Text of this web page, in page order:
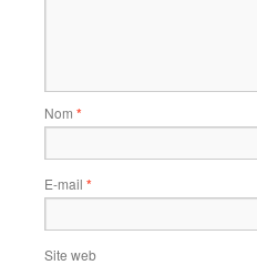
Nom *
E-mail *
Site web